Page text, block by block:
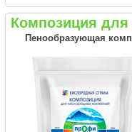
Композиция для
Пенообразующая